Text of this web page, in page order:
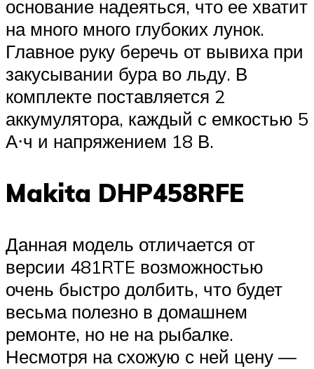
основание надеяться, что ее хватит
на много много глубоких лунок.
Главное руку беречь от вывиха при
закусывании бура во льду. В
комплекте поставляется 2
аккумулятора, каждый с емкостью 5
А⋅ч и напряжением 18 В.
Makita DHP458RFE
Данная модель отличается от
версии 481RTE возможностью
очень быстро долбить, что будет
весьма полезно в домашнем
ремонте, но не на рыбалке.
Несмотря на схожую с ней цену —